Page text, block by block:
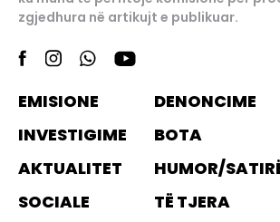
zgjedhura në artikujt e publikuar.
EMISIONE
INVESTIGIME
AKTUALITET
SOCIALE
DENONCIME
BOTA
HUMOR/
TË TJERA